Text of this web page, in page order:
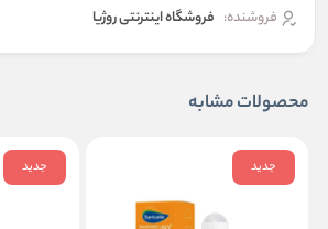
فروشنده: فروشگاه اینترنتی روژیا
محصولات مشابه
جدید جدید